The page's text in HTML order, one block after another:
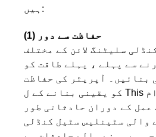
ہیں:
(1) حفاظت سے دور
سلیٹنگ لائن کے مختلف
سے پہلے ، پہلے طاقت کو
بنائیں۔ آپریٹر کی حفاظت
کو یقینی بنانے کے ل This یہ ایک ضروری اقدام
عمل کے دوران حادثاتی طور
والی سٹینلیس سٹیل کنڈلی